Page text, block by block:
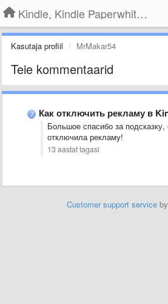
Kindle, Kindle Paperwhite, Kindle Voyage
Kasutaja profiil MrMakar54
Teie kommentaarid
Как отключить рекламу в
Большое спасибо за
отключила рекламу!
13 aastat tagasi
Customer support service